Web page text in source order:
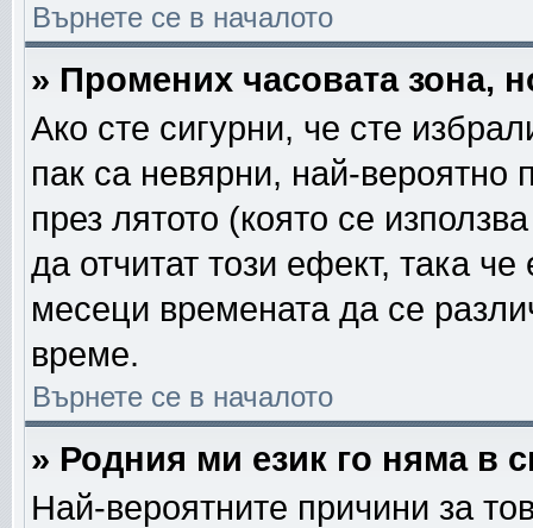
Върнете се в началото
» Промених часовата зона,
Ако сте сигурни, че сте
пак са невярни, най-
през лятото (която се
да отчитат този ефект, така
месеци времената да се
време.
Върнете се в началото
» Родния ми език го няма в
Най-вероятните причини за